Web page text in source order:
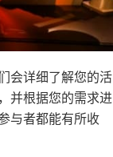
会详细了解您的活
并根据您的需求进
与者都能有所收